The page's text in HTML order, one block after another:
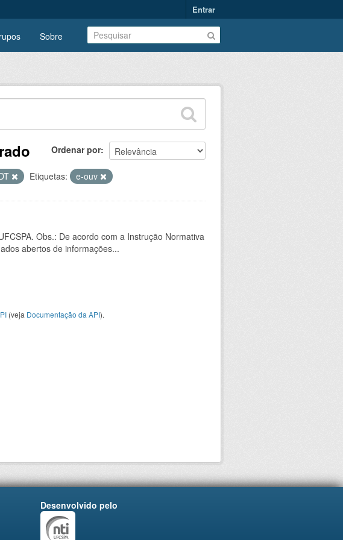
Entrar
Sobre
Ordenar por
Etiquetas: e-ouv
Obs.: De acordo com a Instrução Normativa
abertos de informações...
(veja Documentação da API).
Desenvolvido pelo